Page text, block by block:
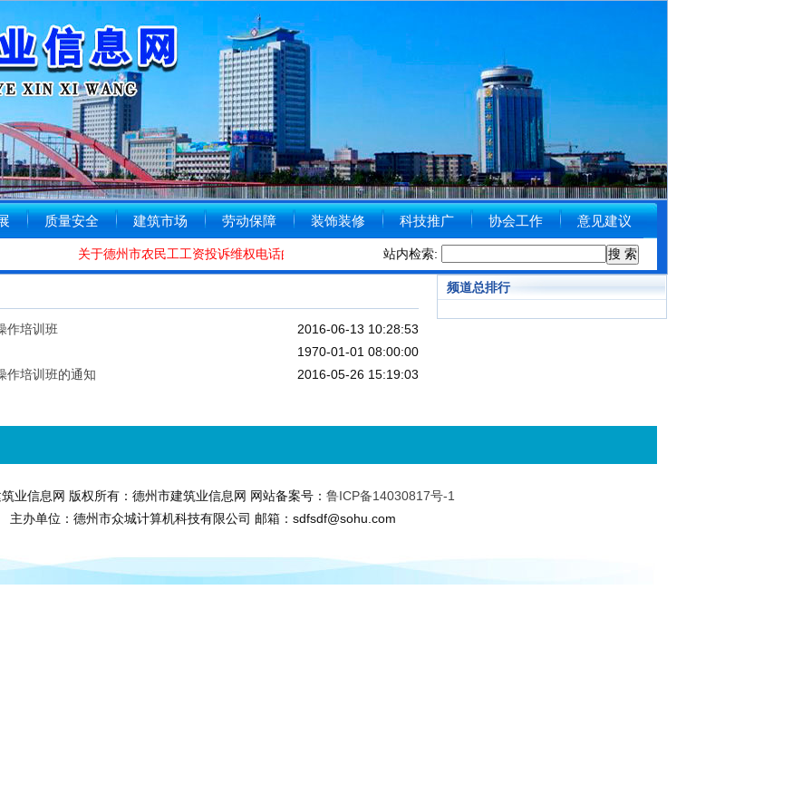
质量安全 建筑市场 劳动保障 装饰装修 科技推广 协会工作 意见建议
站内检索:
关于德州市农民工工资投诉维权电话的公告 [2020-01-08]德州市住房和城乡建设局关于受理举报涉黑涉恶线索的公告
2016-06-13 10:28:53
作培训班
1970-01-01 08:00:00
2016-05-26 15:19:03
作培训班的通知
频道总排行
业信息网 版权所有：德州市建筑业信息网 网站备案号： 鲁ICP备14030817号-1
主办单位：德州市众城计算机科技有限公司 邮箱：sdfsdf@sohu.com